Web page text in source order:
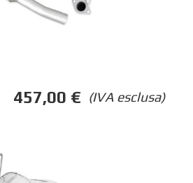
(IVA esclusa)
457,00 €